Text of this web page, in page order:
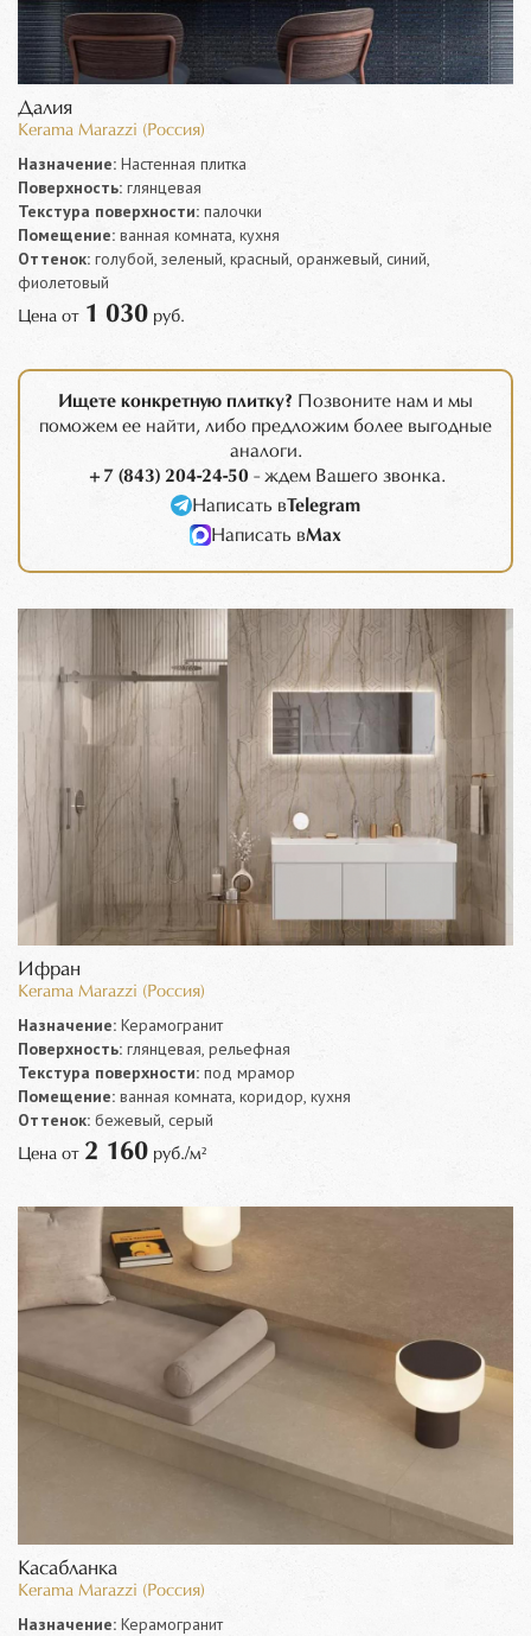
Далия
Kerama Marazzi (Россия)
Назначение: Настенная плитка
Поверхность: глянцевая
Текстура поверхности: палочки
Помещение: ванная комната, кухня
Оттенок: голубой, зеленый, красный, оранжевый, синий,
фиолетовый
Цена от 1 030 руб.
Ищете конкретную плитку? Позвоните нам и мы
поможем ее найти, либо предложим более выгодные
аналоги.
+7 (843) 204-24-50 - ждем Вашего звонка.
Написать вTelegram
Написать вMax
Ифран
Kerama Marazzi (Россия)
Назначение: Керамогранит
Поверхность: глянцевая, рельефная
Текстура поверхности: под мрамор
Помещение: ванная комната, коридор, кухня
Оттенок: бежевый, серый
Цена от 2 160 руб./м²
Касабланка
Kerama Marazzi (Россия)
Назначение: Керамогранит